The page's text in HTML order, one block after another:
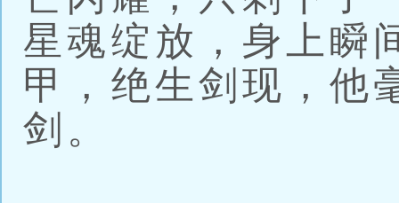
星魂绽放，身上瞬
甲，绝生剑现，他
剑。